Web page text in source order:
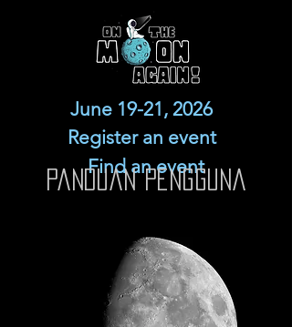
June 19-21, 2026
Register an event
Find an event
Panduan pengguna